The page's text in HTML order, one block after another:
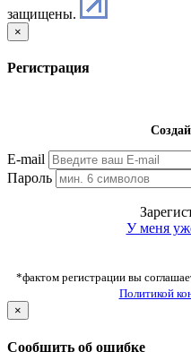
защищены.
×
Регистрация
E-mail
Пароль
У меня
*фактом регистрации вы
Политикой
×
Сообщить об ошибке